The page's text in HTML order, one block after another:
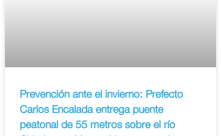
Prevención ante el invierno: Prefecto
Carlos Encalada entrega puente
peatonal de 55 metros sobre el río